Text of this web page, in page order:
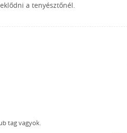
a tenyésztőnél.
tag vagyok.